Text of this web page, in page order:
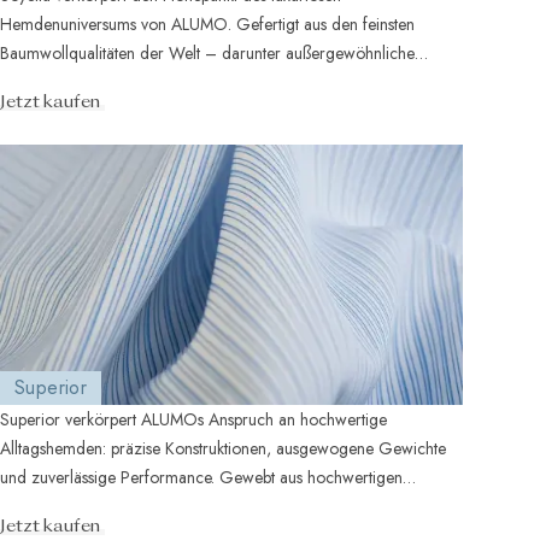
Hemdenuniversums von ALUMO. Gefertigt aus den feinsten
Baumwollqualitäten der Welt – darunter außergewöhnliche
Jetzt kaufen
Superior
Superior verkörpert ALUMOs Anspruch an hochwertige
Alltagshemden: präzise Konstruktionen, ausgewogene Gewichte
und zuverlässige Performance. Gewebt aus hochwertigen
Jetzt kaufen